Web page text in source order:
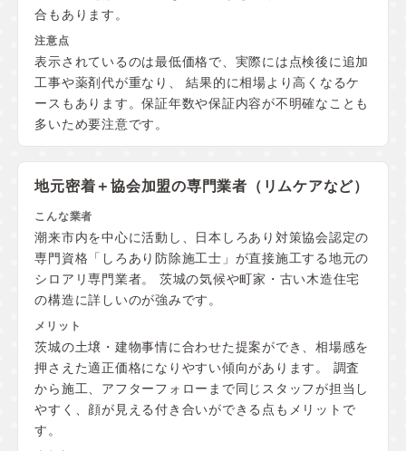
合もあります。
表示されているのは最低価格で、実際には点検後に追加
工事や薬剤代が重なり、 結果的に相場より高くなるケ
ースもあります。保証年数や保証内容が不明確なことも
多いため要注意です。
地元密着＋協会加盟の専門業者（リムケアなど）
潮来市内を中心に活動し、日本しろあり対策協会認定の
専門資格「しろあり防除施工士」が直接施工する地元の
シロアリ専門業者。 茨城の気候や町家・古い木造住宅
の構造に詳しいのが強みです。
茨城の土壌・建物事情に合わせた提案ができ、相場感を
押さえた適正価格になりやすい傾向があります。 調査
から施工、アフターフォローまで同じスタッフが担当し
やすく、顔が見える付き合いができる点もメリットで
す。